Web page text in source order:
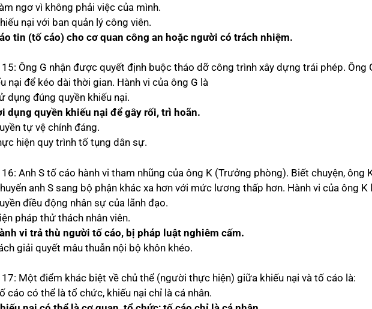
ngơ vì không phải việc của mình.
nại với ban quản lý công viên.
tin (tố cáo) cho cơ quan công an hoặc người có trách nhiệm.
15: Ông G nhận được quyết định buộc tháo dỡ công trình xây dựng trái phép.
nại để kéo dài thời gian. Hành vi của ông G là
dụng đúng quyền khiếu nại.
dụng quyền khiếu nại để gây rối, trì hoãn.
tự vệ chính đáng.
hiện quy trình tố tụng dân sự.
16: Anh S tố cáo hành vi tham nhũng của ông K (Trưởng phòng). Biết chuyện, ông
anh S sang bộ phận khác xa hơn với mức lương thấp hơn. Hành vi của ông K
điều động nhân sự của lãnh đạo.
pháp thử thách nhân viên.
vi trả thù người tố cáo, bị pháp luật nghiêm cấm.
giải quyết mâu thuẫn nội bộ khôn khéo.
17: Một điểm khác biệt về chủ thể (người thực hiện) giữa khiếu nại và tố cáo là:
cáo có thể là tổ chức, khiếu nại chỉ là cá nhân.